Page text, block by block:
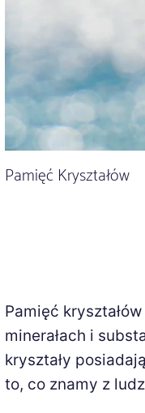
Pamięć Kryształów
Pamięć
minerałach i
kryształy
to, co znamy z